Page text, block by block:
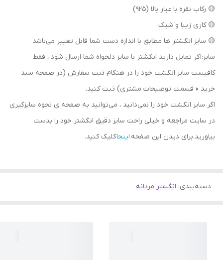
🟡 رکاب نقره با عیار بالا (۹۲۵)
🟡 کاری زیبا و شیک
🟡 سایز انگشتر ها مطابق با اندازه دست شما قابل تغییر می‌باشد
سایز:اگر تمایل دارید انگشتر با سایز دلخواه شما ارسال شود ، فقط
کافیست سایز انگشت خود را در هنگام ثبت سفارش (در صفحه سبد
خرید » قسمت توضیحات مشتری) ثبت کنید.
اگر سایز انگشت خود را نمی‌دانید ، می‌توانید به صفحه ی نحوه سایزگیری
در سایت مراجعه و خیلی راحت سایز دقیق انگشتر خود را بدست
بیاورید.برای دیدن این صفحه اینجاکلیک کنید.
دسته‌بندی: انگشتر مردانه